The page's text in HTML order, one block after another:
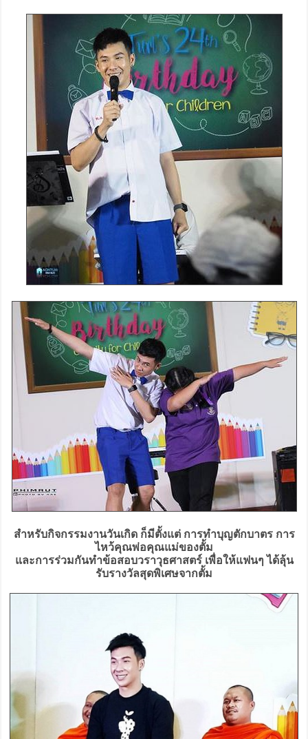
สำหรับกิจกรรมงานวันเกิด ก็มีตั้งแต่ การทำบุญตักบาตร การ
ไหว้คุณพ่อคุณแม่ของตั้ม
และการร่วมกันทำข้อสอบวราวุธศาสตร์ เพื่อให้แฟนๆ ได้ลุ้น
รับรางวัลสุดพิเศษจากตั้ม